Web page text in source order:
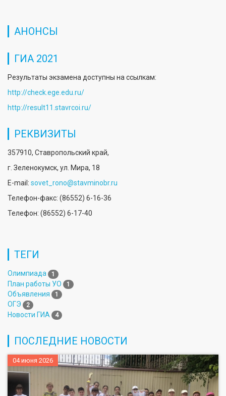
АНОНСЫ
ГИА 2021
Результаты экзамена доступны на ссылкам:
http://check.ege.edu.ru/
http://result11.stavrcoi.ru/
РЕКВИЗИТЫ
357910, Ставропольский край,
г. Зеленокумск, ул. Мира, 18
E-mail: sovet_rono@stavminobr.ru
Телефон-факс: (86552) 6-16-36
Телефон: (86552) 6-17-40
ТЕГИ
Олимпиада 1
План работы УО 1
Объявления 1
ОГЭ 2
Новости ГИА 4
ПОСЛЕДНИЕ НОВОСТИ
04 июня 2026